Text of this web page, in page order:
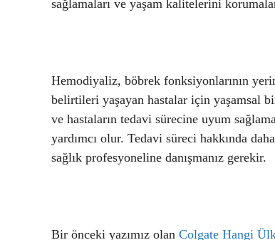
sağlamaları ve yaşam kalitelerini
Hemodiyaliz, böbrek fonksiyonlarının
belirtileri yaşayan hastalar için yaşamsal
ve hastaların tedavi sürecine uyum
yardımcı olur. Tedavi süreci hakkında
sağlık profesyoneline danışmanız gerekir.
Bir önceki yazımız olan Colgate Hangi